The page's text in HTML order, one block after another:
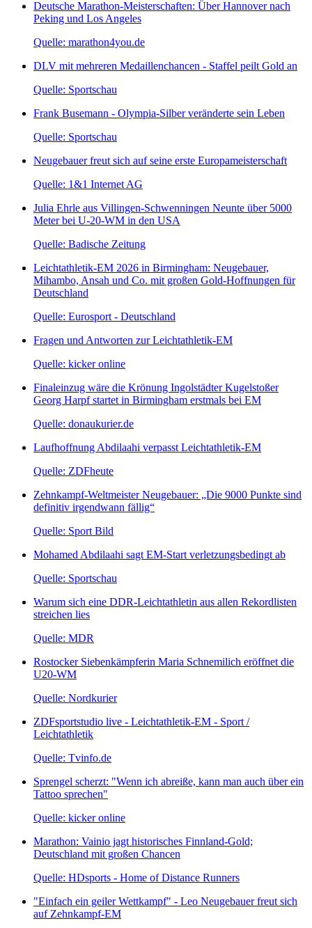
Deutsche Marathon-Meisterschaften: Über Hannover nach
Peking und Los Angeles
Quelle: marathon4you.de
DLV mit mehreren Medaillenchancen - Staffel peilt Gold an
Quelle: Sportschau
Frank Busemann - Olympia-Silber veränderte sein Leben
Quelle: Sportschau
Neugebauer freut sich auf seine erste Europameisterschaft
Quelle: 1&1 Internet AG
Julia Ehrle aus Villingen-Schwenningen Neunte über 5000
Meter bei U-20-WM in den USA
Quelle: Badische Zeitung
Leichtathletik-EM 2026 in Birmingham: Neugebauer,
Mihambo, Ansah und Co. mit großen Gold-Hoffnungen für
Deutschland
Quelle: Eurosport - Deutschland
Fragen und Antworten zur Leichtathletik-EM
Quelle: kicker online
Finaleinzug wäre die Krönung Ingolstädter Kugelstoßer
Georg Harpf startet in Birmingham erstmals bei EM
Quelle: donaukurier.de
Laufhoffnung Abdilaahi verpasst Leichtathletik-EM
Quelle: ZDFheute
Zehnkampf-Weltmeister Neugebauer: „Die 9000 Punkte sind
definitiv irgendwann fällig“
Quelle: Sport Bild
Mohamed Abdilaahi sagt EM-Start verletzungsbedingt ab
Quelle: Sportschau
Warum sich eine DDR-Leichtathletin aus allen Rekordlisten
streichen lies
Quelle: MDR
Rostocker Siebenkämpferin Maria Schnemilich eröffnet die
U20-WM
Quelle: Nordkurier
ZDFsportstudio live - Leichtathletik-EM - Sport /
Leichtathletik
Quelle: Tvinfo.de
Sprengel scherzt: "Wenn ich abreiße, kann man auch über ein
Tattoo sprechen"
Quelle: kicker online
Marathon: Vainio jagt historisches Finnland-Gold;
Deutschland mit großen Chancen
Quelle: HDsports - Home of Distance Runners
"Einfach ein geiler Wettkampf" - Leo Neugebauer freut sich
auf Zehnkampf-EM